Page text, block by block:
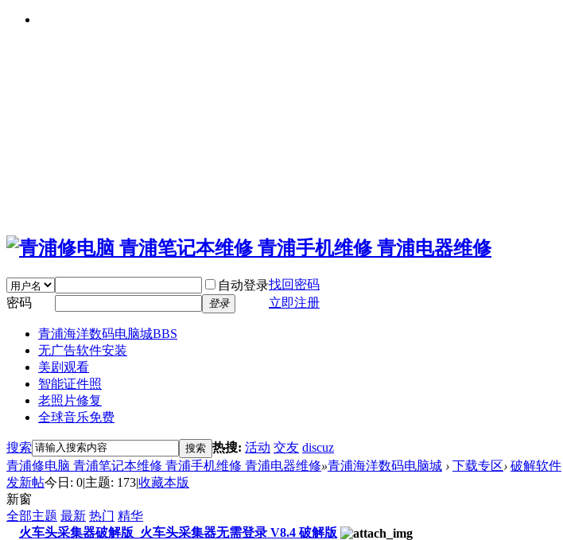
自动登录找回密码
密码
登录 立即注册
青浦海洋数码电脑城BBS
无广告软件安装
美剧观看
智能证件照
老照片修复
全球音乐免费
搜索 搜索 热搜: 活动 交友 discuz
青浦修电脑 青浦笔记本维修 青浦手机维修 青浦电器维修»青浦海洋数码电脑城 › 下载专区› 破解软件
发新帖今日: 0|主题: 173|收藏本版
新窗
全部主题 最新 热门 精华
火车头采集器破解版_火车头采集器无需登录 V8.4 破解版